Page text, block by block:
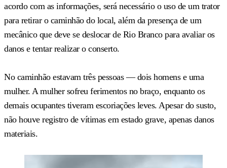
acordo com as informações, será necessário o uso de um trator
para retirar o caminhão do local, além da presença de um
mecânico que deve se deslocar de Rio Branco para avaliar os
danos e tentar realizar o conserto.
No caminhão estavam três pessoas — dois homens e uma
mulher. A mulher sofreu ferimentos no braço, enquanto os
demais ocupantes tiveram escoriações leves. Apesar do susto,
não houve registro de vítimas em estado grave, apenas danos
materiais.